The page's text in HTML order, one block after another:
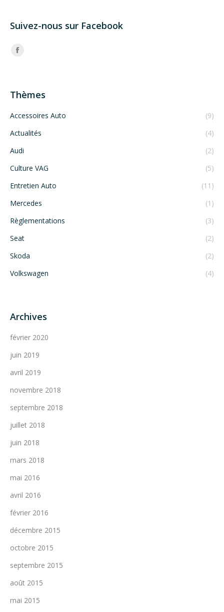
Suivez-nous sur Facebook
Trouvez nous sur :
Facebook
Thèmes
Accessoires Auto
(9)
Actualités
(4)
Audi
(2)
Culture VAG
(5)
Entretien Auto
(11)
Mercedes
(1)
Règlementations
(3)
Seat
(2)
Skoda
(2)
Volkswagen
(4)
Archives
février 2020
juin 2019
avril 2019
novembre 2018
septembre 2018
juillet 2018
juin 2018
mars 2018
mai 2016
avril 2016
février 2016
décembre 2015
octobre 2015
septembre 2015
août 2015
mai 2015